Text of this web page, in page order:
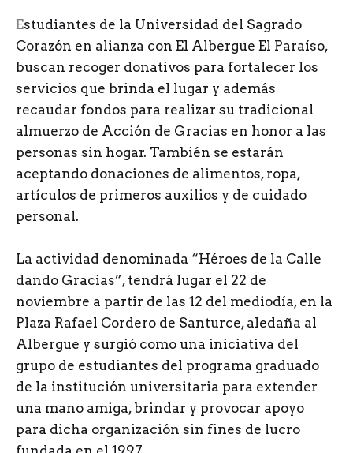
Estudiantes de la Universidad del Sagrado
Corazón en alianza con El Albergue El Paraíso,
buscan recoger donativos para fortalecer los
servicios que brinda el lugar y además
recaudar fondos para realizar su tradicional
almuerzo de Acción de Gracias en honor a las
personas sin hogar. También se estarán
aceptando donaciones de alimentos, ropa,
artículos de primeros auxilios y de cuidado
personal.
La actividad denominada “Héroes de la Calle
dando Gracias”, tendrá lugar el 22 de
noviembre a partir de las 12 del mediodía, en la
Plaza Rafael Cordero de Santurce, aledaña al
Albergue y surgió como una iniciativa del
grupo de estudiantes del programa graduado
de la institución universitaria para extender
una mano amiga, brindar y provocar apoyo
para dicha organización sin fines de lucro